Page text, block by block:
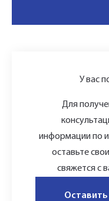
У вас
Для
информации по
оставьте
свяжется с